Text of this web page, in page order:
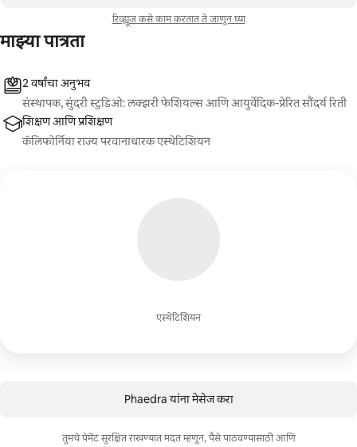
रिव्ह्यूज कसे काम करतात ते जाणून घ्या
माझ्या पात्रता
एस्थेटिशियन
2 वर्षांचा अनुभव
संस्थापक, सुंदरी स्टुडिओ: लक्झरी फेशियल्स आणि आयुर्वेदिक-प्रेरित सौंदर्य रिती
शिक्षण आणि प्रशिक्षण
कॅलिफोर्निया राज्य परवानाधारक एस्थेटिशियन
Phaedra यांना मेसेज करा
तुमचे पेमेंट सुरक्षित राखण्यात मदत म्हणून, पैसे पाठवण्यासाठी आणि